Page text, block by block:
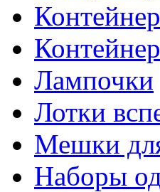
Лампочки
Лотки
Мешки
Наборы